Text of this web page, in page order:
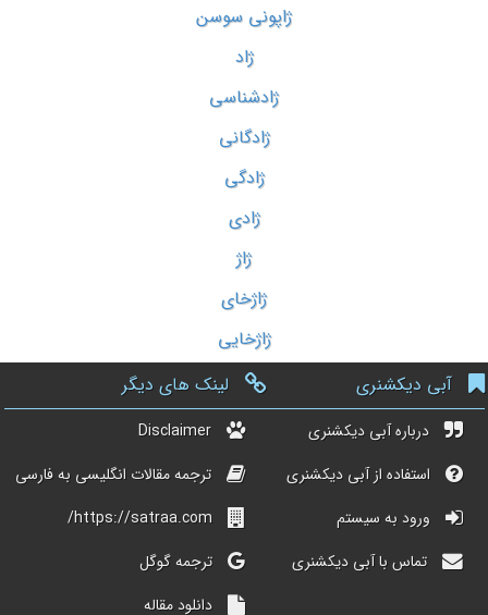
ژاپونی سوسن
ژاد
ژادشناسی
ژادگانی
ژادگی
ژادی
ژاژ
ژاژخای
ژاژخایی
آبی دیکشنری
درباره آبی دیکشنری
استفاده از آبی دیکشنری
ورود به سیستم
تماس با آبی دیکشنری
لینک های دیگر
Disclaimer
ترجمه مقالات انگلیسی به فارسی
https://satraa.com/
ترجمه گوگل
دانلود مقاله